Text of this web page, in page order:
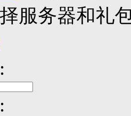
服务器和礼